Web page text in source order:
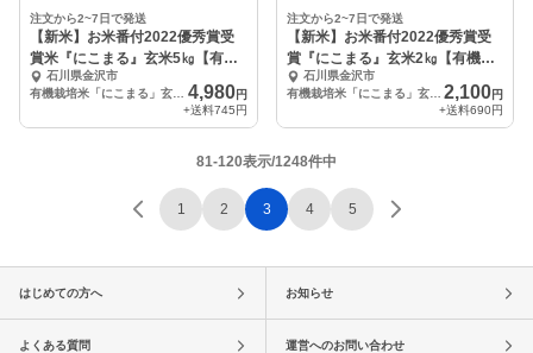
注文から2~7日で発送
【新米】お米番付2022優秀賞受
賞米『にこまる』玄米5㎏【有機
JAS認証】
石川県金沢市
4,980円
+送料745円
注文から2~7日で発送
【新米】お米番付2022優秀賞受
賞『にこまる』玄米2㎏【有機
JAS認証】
石川県金沢市
有機栽培米「にこまる」玄米2㎏
2,100円
+送料690円
81-120表示/1248件中
1 2 3 4 5
はじめての方へ お知らせ
よくある質問 運営へのお問い合わせ